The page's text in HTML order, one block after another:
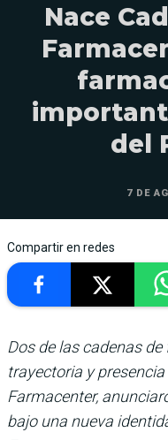
Nace
del
7 DE
Compartir en redes
Dos de las cadenas
trayectoria y
Farmacenter,
bajo una nueva